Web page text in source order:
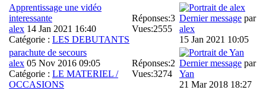
Apprentissage une vidéo
interessante
alex 14 Jan 2021 16:40
Catégorie : LES DEBUTANTS
Réponses:3
Vues:2555
Dernier message par
alex
15 Jan 2021 10:05
parachute de secours
alex 05 Nov 2016 09:05
Catégorie : LE MATERIEL /
OCCASIONS
Réponses:2
Vues:3274
Dernier message par
Yan
21 Mar 2018 18:27